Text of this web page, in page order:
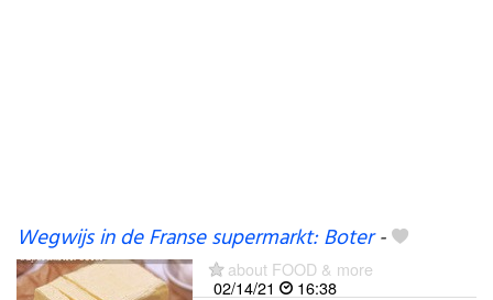
Wegwijs in de Franse supermarkt: Boter-
about FOOD & more
02/14/21
16:38